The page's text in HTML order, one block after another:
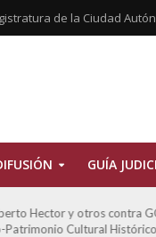
de la Ciudad
GUÍA
Hector y otros contra
Patrimonio Cultural Histórico